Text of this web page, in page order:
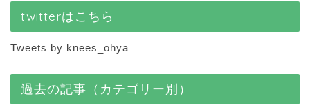
twitterはこちら
Tweets by knees_ohya
過去の記事（カテゴリー別）